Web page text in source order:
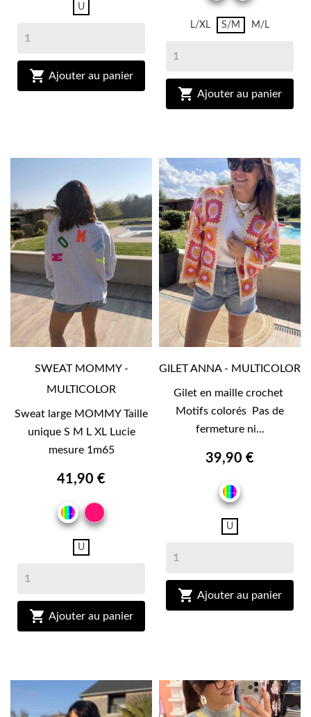
U
 Ajouter au panier
L/XL S/M M/L
 Ajouter au panier
SWEAT MOMMY -
MULTICOLOR
Sweat large MOMMY Taille
unique S M L XL Lucie
mesure 1m65
41,90 €
MULTICOLOR
FUSHIA
U
 Ajouter au panier
GILET ANNA - MULTICOLOR
Gilet en maille crochet
Motifs colorés Pas de
fermeture ni...
39,90 €
U
 Ajouter au panier